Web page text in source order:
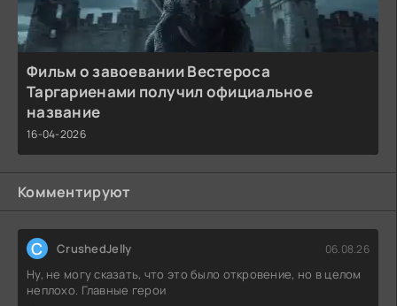
Фильм о завоевании Вестероса
Таргариенами получил официальное
название
16-04-2026
Комментируют
C CrushedJelly 06.08.26
Ну, не могу сказать, что это было откровение, но в целом
неплохо. Главные герои